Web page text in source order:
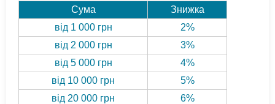
Сума
Знижка
від 1 000 грн
2%
від 2 000 грн
3%
від 5 000 грн
4%
від 10 000 грн
5%
від 20 000 грн
6%